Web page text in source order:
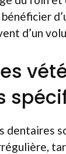
d’un
dentaires